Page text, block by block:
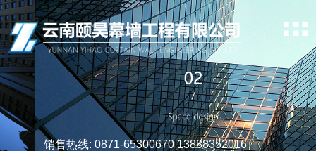
销售热线: 0871-65300670 13888352016